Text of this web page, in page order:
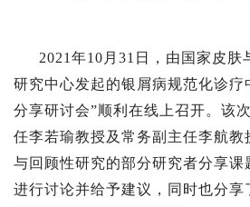
2021年10月31日，由国家皮肤
研究中心发起的银屑病规范化诊疗
分享研讨会”顺利在线上召开。该
任李若瑜教授及常务副主任李航教
与回顾性研究的部分研究者分享课
进行讨论并给予建议，同时也分享